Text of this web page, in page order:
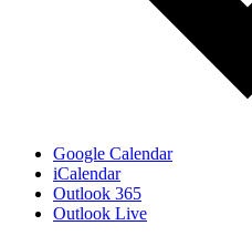
Google Calendar
iCalendar
Outlook 365
Outlook Live